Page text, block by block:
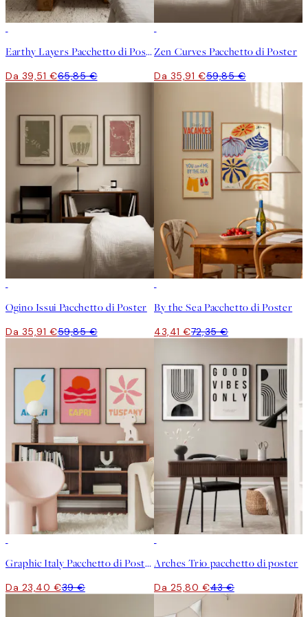
Earthy Layers Pacchetto di Poster
Da 39,51 €65,85 €
Zen Curves Pacchetto di Poster
Da 35,91 €59,85 €
Ogino Issui Pacchetto di Poster
Da 35,91 €59,85 €
By the Sea Pacchetto di Poster
43,41 €72,35 €
Graphic Italy Pacchetto di Poster
Da 23,40 €39 €
Arches Trio pacchetto di poster
Da 25,80 €43 €